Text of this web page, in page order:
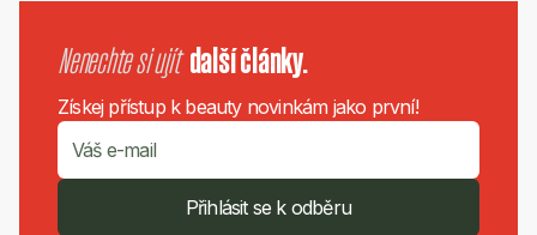
Nenechte si ujít další články.
Získej přístup k beauty novinkám jako první!
Přihlásit se k odběru